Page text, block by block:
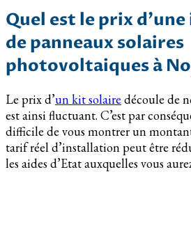
Quel est le prix
de panneaux solaires
photovoltaiques à
Le prix d’un kit solaire découle de
est ainsi fluctuant. C’est par
difficile de vous montrer un
tarif réel d’installation peut être
les aides d’Etat auxquelles vous